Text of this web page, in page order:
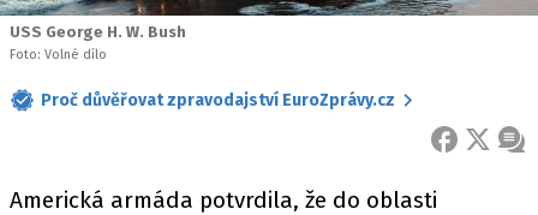
USS George H. W. Bush
Foto: Volné dílo
Proč důvěřovat zpravodajství EuroZprávy.cz
FACEBOOK
X
Americká armáda potvrdila, že do oblasti